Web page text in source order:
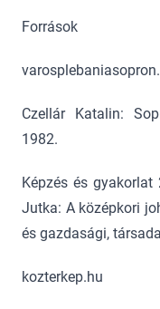
Források
Czellár Katalin:
1982.
Képzés és gyakorlat
Jutka: A középkori
és gazdasági,
kozterkep.hu